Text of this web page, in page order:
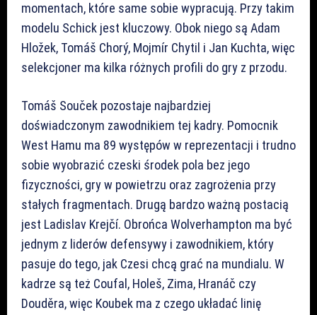
momentach, które same sobie wypracują. Przy takim
modelu Schick jest kluczowy. Obok niego są Adam
Hložek, Tomáš Chorý, Mojmír Chytil i Jan Kuchta, więc
selekcjoner ma kilka różnych profili do gry z przodu.
Tomáš Souček pozostaje najbardziej
doświadczonym zawodnikiem tej kadry. Pomocnik
West Hamu ma 89 występów w reprezentacji i trudno
sobie wyobrazić czeski środek pola bez jego
fizyczności, gry w powietrzu oraz zagrożenia przy
stałych fragmentach. Drugą bardzo ważną postacią
jest Ladislav Krejčí. Obrońca Wolverhampton ma być
jednym z liderów defensywy i zawodnikiem, który
pasuje do tego, jak Czesi chcą grać na mundialu. W
kadrze są też Coufal, Holeš, Zima, Hranáč czy
Douděra, więc Koubek ma z czego układać linię